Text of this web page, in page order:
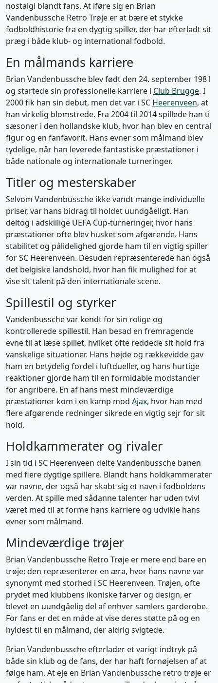
nostalgi blandt fans. At iføre sig en Brian
Vandenbussche Retro Trøje er at bære et stykke
fodboldhistorie fra en dygtig spiller, der har efterladt sit
præg i både klub- og international fodbold.
En målmands karriere
Brian Vandenbussche blev født den 24. september 1981
og startede sin professionelle karriere i Club Brugge. I
2000 fik han sin debut, men det var i SC Heerenveen, at
han virkelig blomstrede. Fra 2004 til 2014 spillede han ti
sæsoner i den hollandske klub, hvor han blev en central
figur og en fanfavorit. Hans evner som målmand blev
tydelige, når han leverede fantastiske præstationer i
både nationale og internationale turneringer.
Titler og mesterskaber
Selvom Vandenbussche ikke vandt mange individuelle
priser, var hans bidrag til holdet uundgåeligt. Han
deltog i adskillige UEFA Cup-turneringer, hvor hans
præstationer ofte blev husket som afgørende. Hans
stabilitet og pålidelighed gjorde ham til en vigtig spiller
for SC Heerenveen. Desuden repræsenterede han også
det belgiske landshold, hvor han fik mulighed for at
vise sit talent på den internationale scene.
Spillestil og styrker
Vandenbussche var kendt for sin rolige og
kontrollerede spillestil. Han besad en fremragende
evne til at læse spillet, hvilket ofte reddede sit hold fra
vanskelige situationer. Hans højde og rækkevidde gav
ham en betydelig fordel i luftdueller, og hans hurtige
reaktioner gjorde ham til en formidable modstander
for angribere. En af hans mest mindeværdige
præstationer kom i en kamp mod Ajax, hvor han med
flere afgørende redninger sikrede en vigtig sejr for sit
hold.
Holdkammerater og rivaler
I sin tid i SC Heerenveen delte Vandenbussche banen
med flere dygtige spillere. Blandt hans holdkammerater
var navne, der også har skabt sig et navn i fodboldens
verden. At spille med sådanne talenter har uden tvivl
været med til at forme hans karriere og udvikle hans
evner som målmand.
Mindeværdige trøjer
Brian Vandenbussche Retro Trøje er mere end bare en
trøje; den repræsenterer en æra, hvor hans navne var
synonymt med storhed i SC Heerenveen. Trøjen, ofte
prydet med klubbens ikoniske farver og design, er
blevet en uundgåelig del af enhver samlers garderobe.
For fans er det en måde at vise deres støtte på og en
hyldest til en målmand, der aldrig svigtede.
Brian Vandenbussche efterlader et varigt indtryk på
både sin klub og de fans, der har haft fornøjelsen af at
følge ham. At eje en Brian Vandenbussche retro trøje er